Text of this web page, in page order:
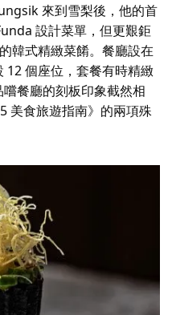
來到雪梨後，他的首
設計菜單，但更艱鉅
韓式精緻菜餚。餐廳設在
12 個座位，套餐有時精緻
餐廳的刻板印象截然相
美食旅遊指南》的兩項殊